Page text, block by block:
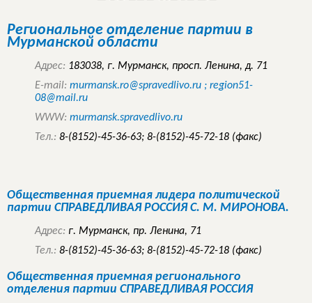
Региональное отделение партии в
Мурманской области
Адрес: 183038, г. Мурманск, просп. Ленина, д. 71
E-mail: murmansk.ro@spravedlivo.ru ; region51-
08@mail.ru
WWW: murmansk.spravedlivo.ru
Тел.: 8-(8152)-45-36-63; 8-(8152)-45-72-18 (факс)
Общественная приемная лидера политической
партии СПРАВЕДЛИВАЯ РОССИЯС. М. МИРОНОВА.
Адрес: г. Мурманск, пр. Ленина, 71
Тел.: 8-(8152)-45-36-63; 8-(8152)-45-72-18 (факс)
Общественная приемная регионального
отделения партии СПРАВЕДЛИВАЯ РОССИЯ